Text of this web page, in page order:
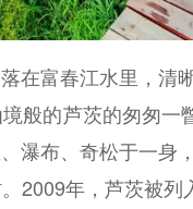
富春江水里，清
般的芦茨的匆匆一
瀑布、奇松于一身
2009年，芦茨被列